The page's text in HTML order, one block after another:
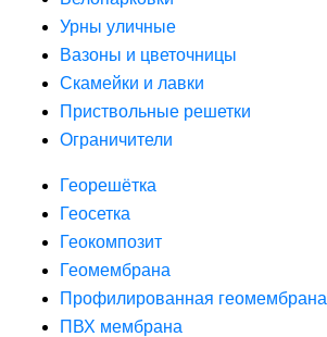
Урны уличные
Вазоны и цветочницы
Скамейки и лавки
Приствольные решетки
Ограничители
Георешётка
Геосетка
Геокомпозит
Геомембрана
Профилированная геомембрана
ПВХ мембрана